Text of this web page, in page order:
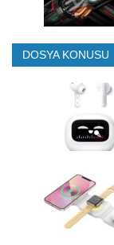
DOSYA KONUSU